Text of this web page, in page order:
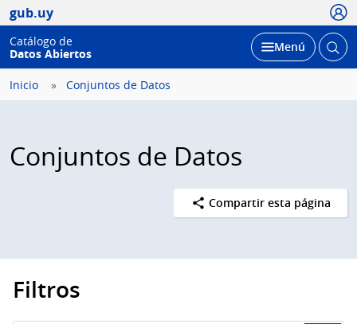
gub.uy
Catálogo de
Datos Abiertos
Desplegar
Menú Abrir
Inicio Conjuntos de Datos
Conjuntos de Datos
Compartir esta página
Filtros